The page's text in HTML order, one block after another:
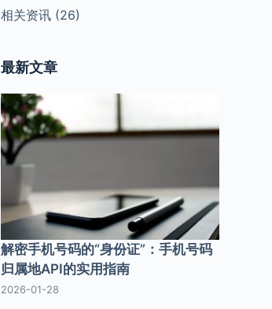
相关资讯(26)
最新文章
解密手机号码的“身份证”：手机号码
归属地API的实用指南
2026-01-28